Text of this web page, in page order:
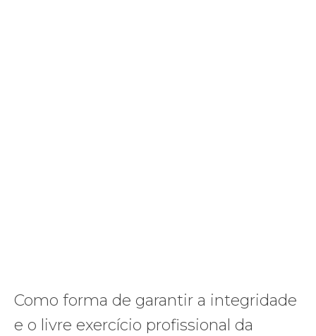
Como forma de garantir a integridade
e o livre exercício profissional da